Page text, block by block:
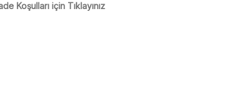
Koşulları için Tıklayınız